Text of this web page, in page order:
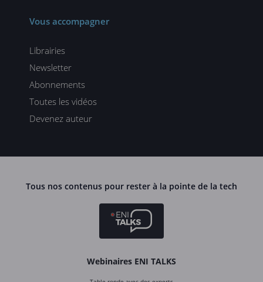
Vous accompagner
Librairies
Newsletter
Abonnements
Toutes les vidéos
Devenez auteur
Tous nos contenus pour rester à la pointe de la tech
Webinaires ENI TALKS